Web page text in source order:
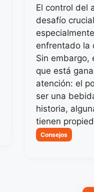
El control del
desafío
enfrentado la
Sin embargo,
que está
atención: el
ser una
historia,
tienen
Categorias
Consejos